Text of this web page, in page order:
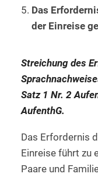
Das
der Einreise
Streichung des
Satz 1 Nr. 2
AufenthG.
Das Erfordernis
Einreise führt zu
Paare und